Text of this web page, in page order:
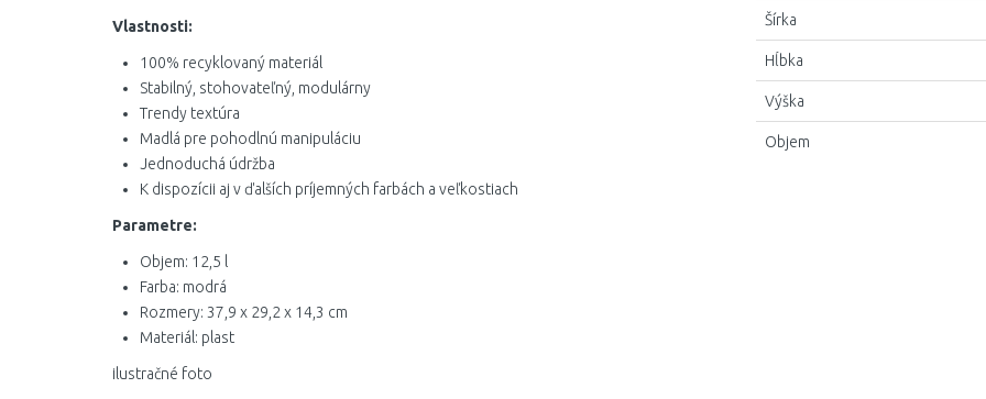
Vlastnosti:
100% recyklovaný materiál
Stabilný, stohovateľný, modulárny
Trendy textúra
Madlá pre pohodlnú manipuláciu
Jednoduchá údržba
K dispozícii aj v ďalších príjemných farbách a veľkostiach
Parametre:
Objem: 12,5 l
Farba: modrá
Rozmery: 37,9 x 29,2 x 14,3 cm
Materiál: plast
ilustračné foto
Šírka
Hĺbka
Výška
Objem